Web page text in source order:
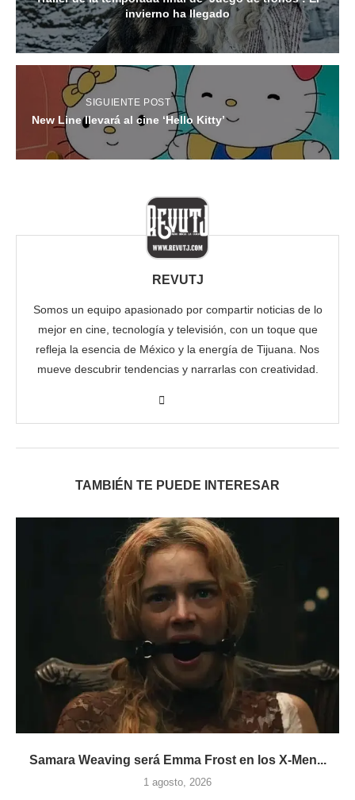
invierno ha llegado
SIGUIENTE POST
New Line llevará al cine ‘Hello Kitty’
REVUTJ
Somos un equipo apasionado por compartir noticias de lo
mejor en cine, tecnología y televisión, con un toque que
refleja la esencia de México y la energía de Tijuana. Nos
mueve descubrir tendencias y narrarlas con creatividad.
TAMBIÉN TE PUEDE INTERESAR
Samara Weaving será Emma Frost en los X-Men...
1 agosto, 2026